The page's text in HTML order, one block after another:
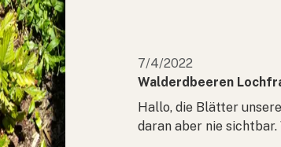
7/4/2022
Walderdbeeren
Hallo, die Blätter
daran aber nie sichtbar.